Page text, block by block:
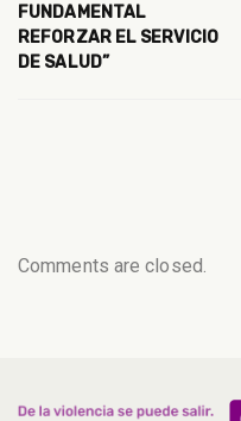
FUNDAMENTAL
REFORZAR EL SERVICIO
DE SALUD”
Comments are closed.